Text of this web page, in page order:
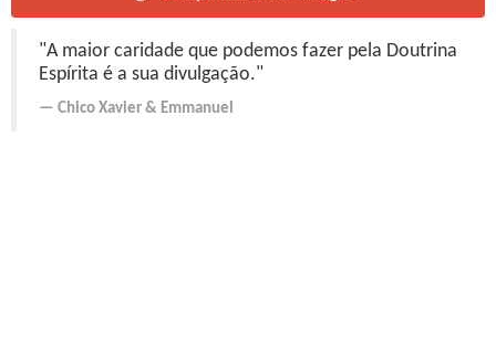
"A maior caridade que podemos fazer pela Doutrina
Espírita é a sua divulgação."
Chico Xavier & Emmanuel